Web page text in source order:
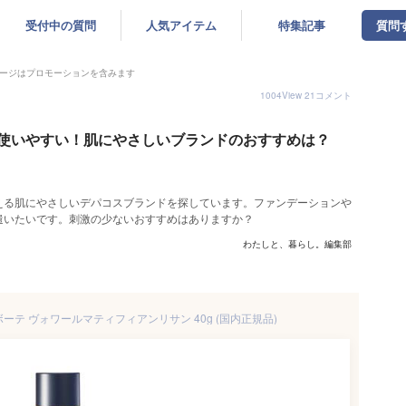
受付中の質問 人気アイテム 特集記事 質問
ジはプロモーションを含みます
1004View 21 コメント
いやすい！肌にやさしいブランドのおすすめは？
肌にやさしいデパコスブランドを探しています。ファンデーションや
たいです。刺激の少ないおすすめはありますか？
わたしと、暮らし。編集部
テ ヴォワールマティフィアンリサン 40g (国内正規品)